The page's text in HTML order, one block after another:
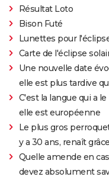
Résultat Loto
Bison Futé
Lunettes pour
Carte de l'éclipse
Une nouvelle date
elle est plus tardive
C'est la langue qui a
elle est européenne
Le plus gros
y a 30 ans, renaît
Quelle amende en
devez absolument